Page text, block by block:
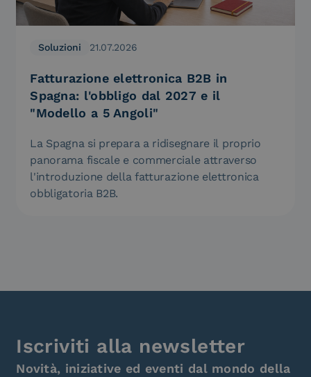
Soluzioni 21.07.2026
Fatturazione elettronica B2B in
Spagna: l'obbligo dal 2027 e il
"Modello a 5 Angoli"
La Spagna si prepara a ridisegnare il proprio
panorama fiscale e commerciale attraverso
l'introduzione della fatturazione elettronica
obbligatoria B2B.
Iscriviti alla newsletter
Novità, iniziative ed eventi dal mondo della